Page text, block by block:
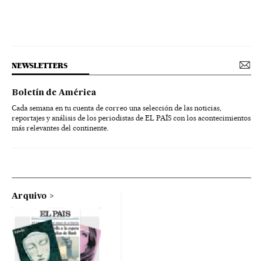
NEWSLETTERS
Boletín de América
Cada semana en tu cuenta de correo una selección de las noticias,
reportajes y análisis de los periodistas de EL PAÍS con los acontecimientos
más relevantes del continente.
Arquivo